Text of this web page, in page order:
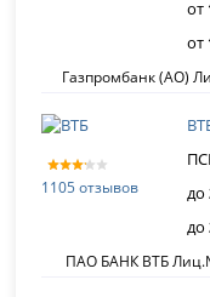
от
от
Газпромбанк (АО)
1105 отзывов
до
до
ПАО БАНК ВТБ